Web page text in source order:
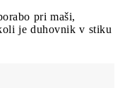
pri maši,
je duhovnik v stiku